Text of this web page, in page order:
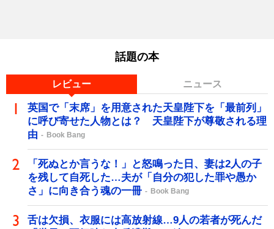
話題の本
レビュー ニュース
英国で「末席」を用意された天皇陛下を「最前列」
に呼び寄せた人物とは？ 天皇陛下が尊敬される理
由
Book Bang
「死ぬとか言うな！」と怒鳴った日、妻は2人の子
を残して自死した…夫が「自分の犯した罪や愚か
さ」に向き合う魂の一冊
Book Bang
舌は欠損、衣服には高放射線…9人の若者が死んだ